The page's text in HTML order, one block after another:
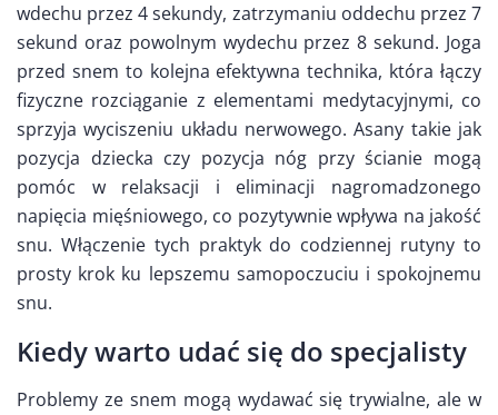
wdechu przez 4 sekundy, zatrzymaniu oddechu przez 7
sekund oraz powolnym wydechu przez 8 sekund. Joga
przed snem to kolejna efektywna technika, która łączy
fizyczne rozciąganie z elementami medytacyjnymi, co
sprzyja wyciszeniu układu nerwowego. Asany takie jak
pozycja dziecka czy pozycja nóg przy ścianie mogą
pomóc w relaksacji i eliminacji nagromadzonego
napięcia mięśniowego, co pozytywnie wpływa na jakość
snu. Włączenie tych praktyk do codziennej rutyny to
prosty krok ku lepszemu samopoczuciu i spokojnemu
snu.
Kiedy warto udać się do specjalisty
Problemy ze snem mogą wydawać się trywialne, ale w